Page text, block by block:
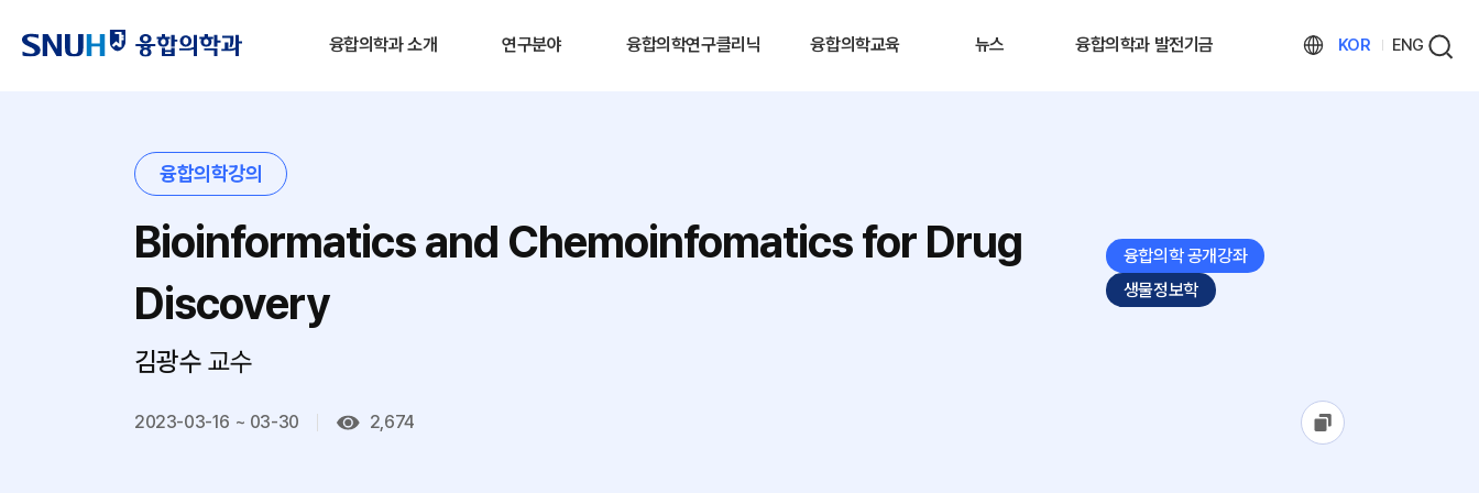
융합의학과 소개 연구분야 융합의학연구클리닉 융합의학교육 뉴스 융합의학과 발전기금 KOR ENG
융합의학강의
Bioinformatics and Chemoinfomatics for Drug
Discovery
융합의학 공개강좌
생물정보학
김광수 교수
2023-03-16 ~ 03-30 2,674